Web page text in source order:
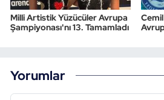
Milli Artistik Yüzücüler Avrupa
Şampiyonası'nı 13. Tamamladı
Yorumlar